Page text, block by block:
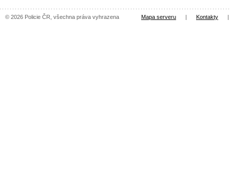
© 2026 Policie ČR, všechna práva vyhrazena Mapa serveru | Kontakty |